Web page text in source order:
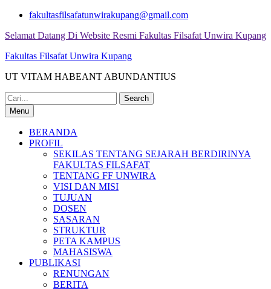
Skip
content
fakultasfilsafatunwirakupang@gmail.com
Selamat Datang Di Website Resmi Fakultas Filsafat Unwira Kupang
Fakultas Filsafat Unwira Kupang
UT VITAM HABEANT ABUNDANTIUS
Search
for:Menu
BERANDA
PROFIL
SEKILAS TENTANG SEJARAH BERDIRINYA
FAKULTAS FILSAFAT
TENTANG FF UNWIRA
VISI DAN MISI
TUJUAN
DOSEN
SASARAN
STRUKTUR
PETA KAMPUS
MAHASISWA
PUBLIKASI
RENUNGAN
BERITA